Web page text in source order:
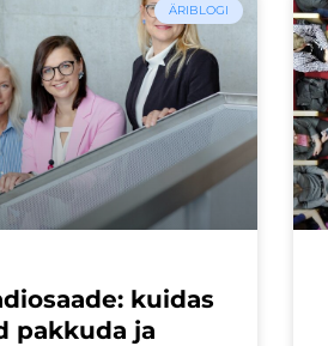
ÄRIBLOGI
kuidas
pakkuda ja